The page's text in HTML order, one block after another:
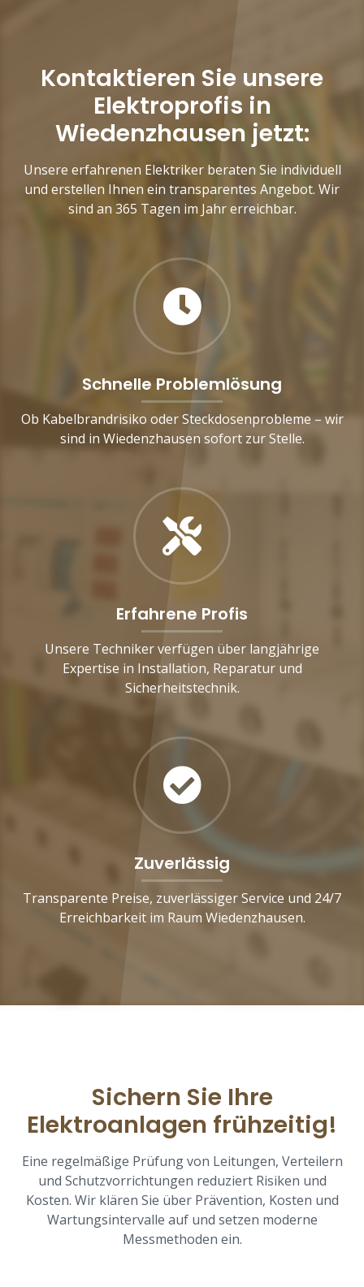
Kontaktieren Sie unsere
Elektroprofis in
Wiedenzhausen jetzt:
Unsere erfahrenen Elektriker beraten Sie individuell
und erstellen Ihnen ein transparentes Angebot. Wir
sind an 365 Tagen im Jahr erreichbar.
Schnelle Problemlösung
Ob Kabelbrandrisiko oder Steckdosenprobleme – wir
sind in Wiedenzhausen sofort zur Stelle.
Erfahrene Profis
Unsere Techniker verfügen über langjährige
Expertise in Installation, Reparatur und
Sicherheitstechnik.
Zuverlässig
Transparente Preise, zuverlässiger Service und 24/7
Erreichbarkeit im Raum Wiedenzhausen.
Sichern Sie Ihre
Elektroanlagen frühzeitig!
Eine regelmäßige Prüfung von Leitungen, Verteilern
und Schutzvorrichtungen reduziert Risiken und
Kosten. Wir klären Sie über Prävention, Kosten und
Wartungsintervalle auf und setzen moderne
Messmethoden ein.